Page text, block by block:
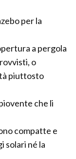
per la
a pergola
o
piuttosto
che li
compatte e
solari né la